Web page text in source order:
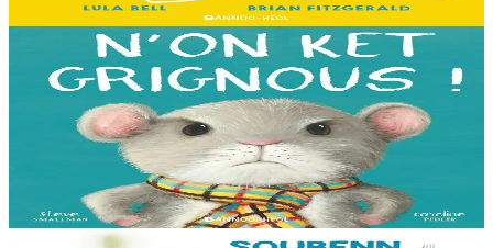
13,00 €
3 bloaz hag ouzhpenn
Bannoù-heol
N'on ket grignous !
E penn ar c’hoad ez eus ul logodenn vihan o chom. Brudet eo
Logodennig evit bezañ grignousañ ha teodekañ logodenn ar vro. Un
deiz en em gav gant ur broc’hig...
Er stok13,00 €
3 bloaz hag ouzhpenn